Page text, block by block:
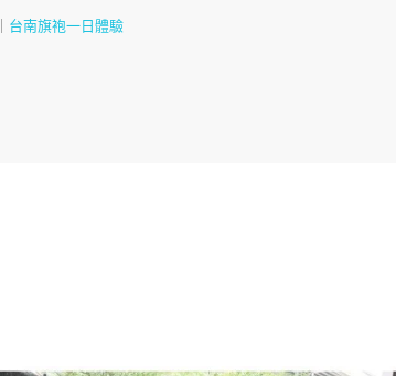
台南旗袍一日體驗